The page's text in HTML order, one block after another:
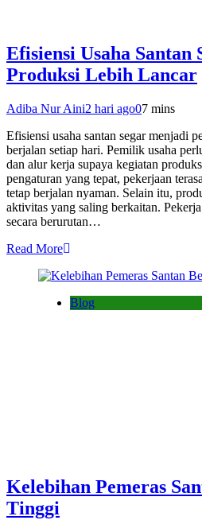
Efisiensi Usaha Santan
Produksi Lebih Lancar
Adiba Nur Aini2 hari ago07 mins
Efisiensi usaha santan segar menjadi
berjalan setiap hari. Pemilik usaha
dan alur kerja supaya kegiatan
pengaturan yang tepat, pekerjaan
tetap berjalan nyaman. Selain itu,
aktivitas yang saling berkaitan.
secara berurutan…
Read More
Blog
Kelebihan Pemeras
Tinggi